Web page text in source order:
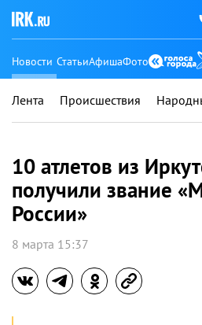
Новости СтатьиАфишаФото
Лента Происшествия
10 атлетов из
получили звание
России»
8 марта 15:37